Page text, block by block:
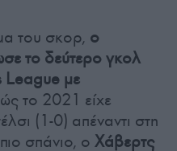
του σκορ, ο
το δεύτερο γκολ
League με
το 2021 είχε
(1-0) απέναντι στη
σπάνιο, ο Χάβερτς